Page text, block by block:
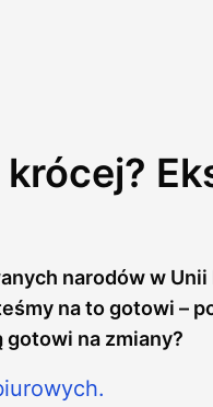
narodów w
na to gotowi –
gotowi na zmiany?